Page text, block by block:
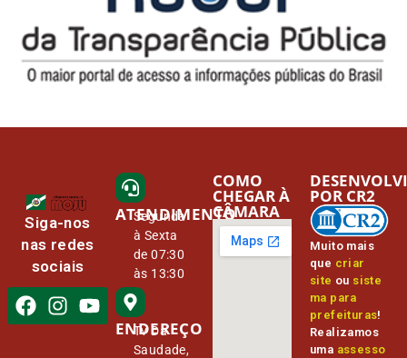
Siga-nos
nas redes
sociais
ATENDIMENTO
Segunda
à Sexta
de 07:30
às 13:30
ENDEREÇO
Tv Da
Saudade,
COMO
CHEGAR À
CÂMARA
Muito mais
que criar
site ou siste
ma para
prefeituras!
Realizamos
uma assesso
POR CR2